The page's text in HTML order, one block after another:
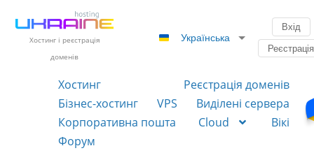
Хостинг і реєстрація
доменів
Українська
Вхід
Реєстрація
Хостинг
Реєстрація доменів
Бізнес-хостинг
VPS
Виділені сервера
Корпоративна пошта
Cloud
Вікі
Форум